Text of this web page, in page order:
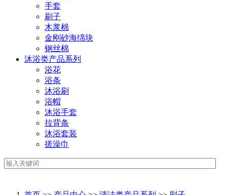
手套
刷子
木浆棉
金刚砂海绵块
钢丝棉
沐浴类产品系列
浴花
浴条
沐浴刷
浴帽
沐浴手套
拉背条
沐浴套装
搓澡巾